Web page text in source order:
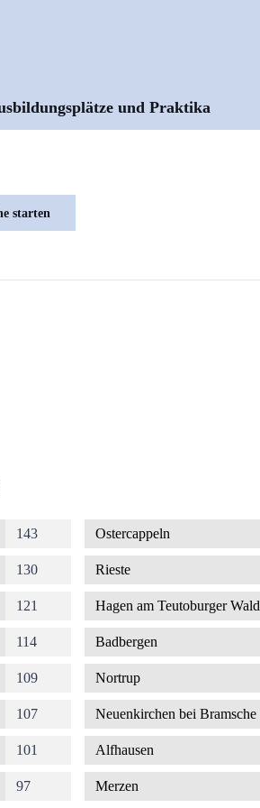
und Praktika
143
130
121
114
109
107
101
97
Ostercappeln
Rieste
Hagen am Teutoburger Wald
Badbergen
Nortrup
Neuenkirchen bei Bramsche
Alfhausen
Merzen